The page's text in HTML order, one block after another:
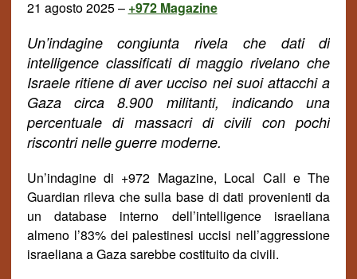
21 agosto 2025 – +972 Magazine
Un’indagine congiunta rivela che dati di
intelligence classificati di maggio rivelano che
Israele ritiene di aver ucciso nei suoi attacchi a
Gaza circa 8.900 militanti, indicando una
percentuale di massacri di civili con pochi
riscontri nelleguerremoderne.
Un’indagine di +972 Magazine, Local Call eThe
Guardian rileva che sulla base di dati provenienti da
un database interno dell’intelligence israeliana
almeno l’83% dei palestinesi uccisi nell’aggressione
israeliana a Gaza sarebbe costituito da civili.